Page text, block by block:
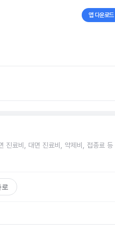
앱 다운로드
진료비, 대면 진료비, 약제비, 접종료 등